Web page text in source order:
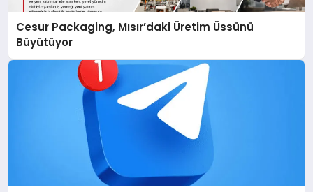
Cesur Packaging, Mısır’daki Üretim Üssünü
Büyütüyor